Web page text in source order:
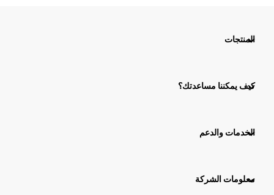
المنتجات
كيف يمكننا مساعدتك؟
الخدمات والدعم
معلومات الشركة